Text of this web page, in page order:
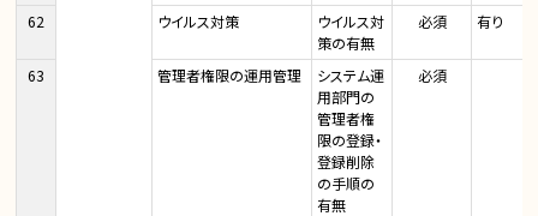
62 ウイルス対策
ウイルス対
策の有無
必須 有り
63 管理者権限の運用管理
システム運
用部門の
管理者権
限の登録・
登録削除
の手順の
有無
必須